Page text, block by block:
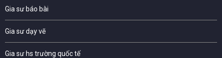
Gia sư báo bài
Gia sư dạy vẽ
Gia sư hs trường quốc tế